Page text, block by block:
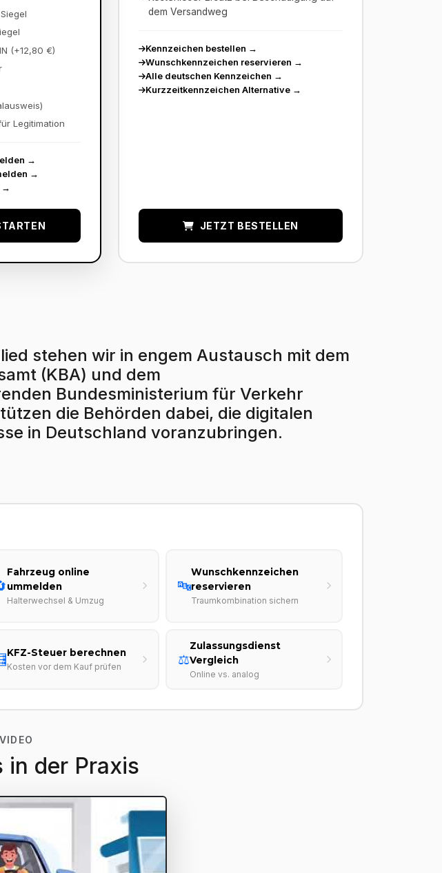
(+12,80 €)
Legitimation
→
→
→
dem Versandweg
Kennzeichen bestellen →
Wunschkennzeichen reservieren →
Alle deutschen Kennzeichen →
Kurzzeitkennzeichen Alternative →
JETZT BESTELLEN
stehen wir in engem Austausch mit dem
(KBA) und dem
Bundesministerium für Verkehr
die Behörden dabei, die digitalen
in Deutschland voranzubringen.
Fahrzeug online
ummelden
Halterwechsel & Umzug
🔤
Wunschkennzeichen
reservieren
Traumkombination sichern
KFZ-Steuer berechnen
Kosten vor dem Kauf prüfen ⚖️
Zulassungsdienst
Vergleich
Online vs. analog
der Praxis